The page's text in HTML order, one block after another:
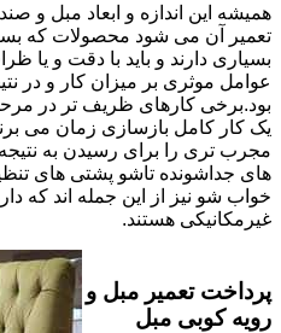
همیشه این اندازه و ابعاد مبل و
تعمیر آن می شود محصولات که
بسیاری دارند و باید با دقت و یا
عوامل موثری بر میزان کار و در
یک کار کامل بازسازی زمان می
مجرب تری را برای رسیدن به
های جداشونده تاشو پشتی های
خواب شو نیز از این جمله اند که
غیرمکانیکی هستند.
پرداخت تعمیر مبل و
رویه کوبی مبل